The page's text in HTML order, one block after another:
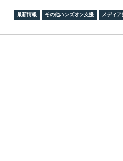
最新情報 その他ハンズオン支援 メディア